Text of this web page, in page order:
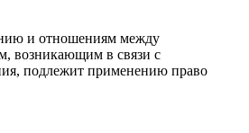
и отношениям между
возникающим в связи с
подлежит применению право